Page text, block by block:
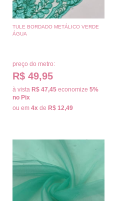
TULE BORDADO METÁLICO VERDE
ÁGUA
preço do metro:
R$ 49,95
à vista R$ 47,45 economize 5%
no Pix
ou em 4x de R$ 12,49